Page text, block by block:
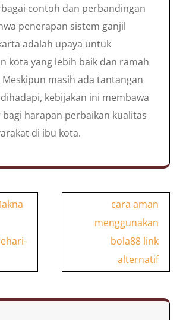
contoh dan perbandingan
penerapan sistem ganjil
adalah upaya untuk
kota yang lebih baik dan ramah
masih ada tantangan
kebijakan ini membawa
bagi harapan perbaikan kualitas
di ibu kota.
cara aman
menggunakan
bola88 link
alternatif